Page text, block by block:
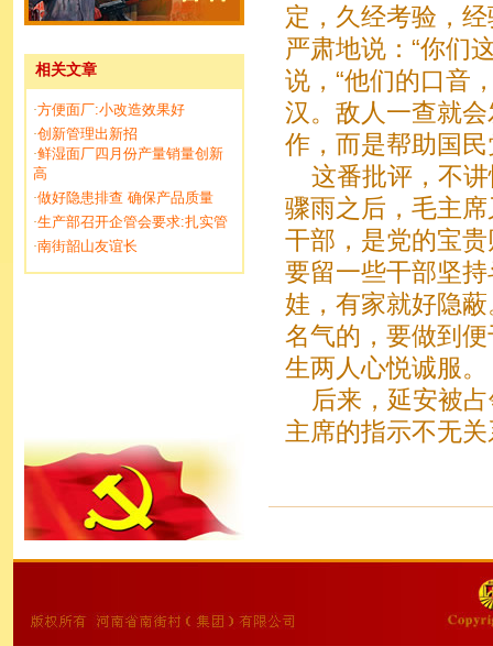
相关文章
·方便面厂:小改造效果好
·创新管理出新招
·鲜湿面厂四月份产量销量创新
高
·做好隐患排查 确保产品质量
·生产部召开企管会要求:扎实管
·南街韶山友谊长
定，久经考验，
严肃地说：“你们
说，“他们的口音
汉。敌人一查就
作，而是帮助国
这番批评，不讲
骤雨之后，毛主
干部，是党的宝
要留一些干部坚
娃，有家就好隐
名气的，要做到
生两人心悦诚服。
后来，延安被占
主席的指示不